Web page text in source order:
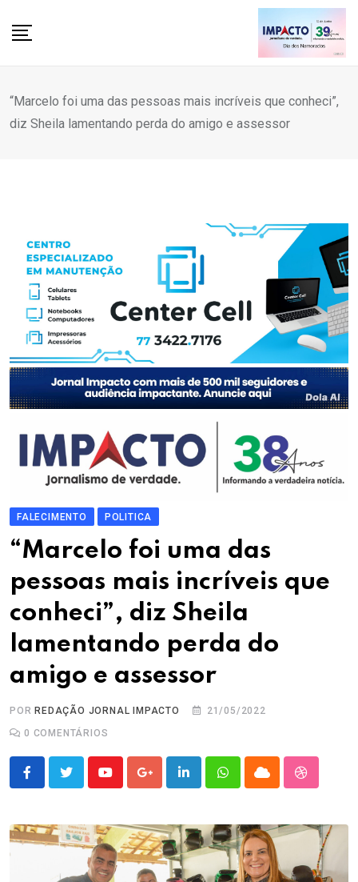
“Marcelo foi uma das pessoas mais incríveis que conheci”,
diz Sheila lamentando perda do amigo e assessor
FALECIMENTO POLITICA
“Marcelo foi uma das
pessoas mais incríveis que
conheci”, diz Sheila
lamentando perda do
amigo e assessor
POR REDAÇÃO JORNAL IMPACTO
21/05/2022
0 COMENTÁRIOS
YoutubeGoogle+LinkedInWhatsappCloud